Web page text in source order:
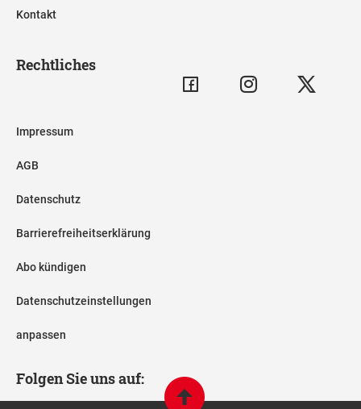
Kontakt
Rechtliches
Impressum
AGB
Datenschutz
Barrierefreiheitserklärung
Abo kündigen
Datenschutzeinstellungen
anpassen
Folgen Sie uns auf: